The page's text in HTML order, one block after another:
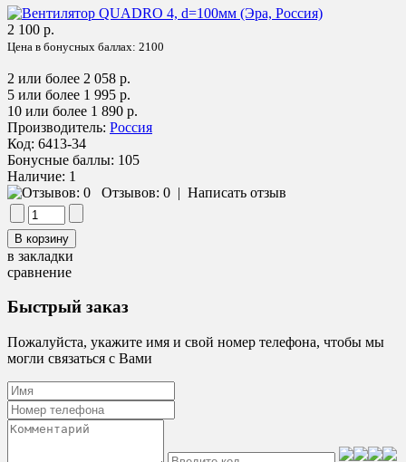
2 100 р.
Цена в бонусных баллах: 2100
2 или более 2 058 р.
5 или более 1 995 р.
10 или более 1 890 р.
Производитель: Россия
Код: 6413-34
Бонусные баллы: 105
Наличие: 1
Отзывов: 0 | Написать отзыв
в закладки
сравнение
Быстрый заказ
Пожалуйста, укажите имя и свой номер телефона, чтобы мы
могли связаться с Вами